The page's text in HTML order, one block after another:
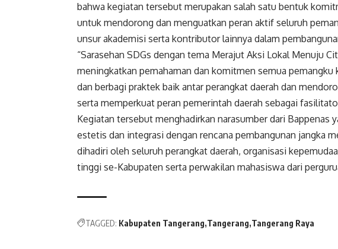
bahwa kegiatan tersebut merupakan salah satu bentuk
untuk mendorong dan menguatkan peran aktif seluruh
unsur akademisi serta kontributor lainnya dalam
“Sarasehan SDGs dengan tema Merajut Aksi Lokal Menuju
meningkatkan pemahaman dan komitmen semua
dan berbagi praktek baik antar perangkat daerah dan
serta memperkuat peran pemerintah daerah sebagai
Kegiatan tersebut menghadirkan narasumber dari Bappenas
estetis dan integrasi dengan rencana pembangunan jangka
dihadiri oleh seluruh perangkat daerah, organisasi
tinggi se-Kabupaten serta perwakilan mahasiswa dari
TAGGED: Kabupaten Tangerang Tangerang Tangerang Raya